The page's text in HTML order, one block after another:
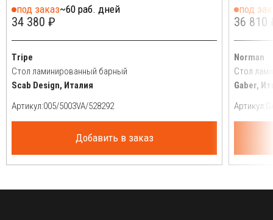
под заказ~60 раб. дней
34 380 ₽
Tripe
Стол ламинированный барный
Scab Design, Италия
Артикул:
Добавить в заказ
под
36 810
Norman
Стол
Gaber,
Артикул: